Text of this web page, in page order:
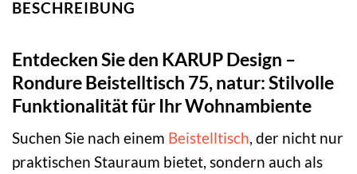
BESCHREIBUNG
Entdecken Sie den KARUP Design –
Rondure Beistelltisch 75, natur: Stilvolle
Funktionalität für Ihr Wohnambiente
Suchen Sie nach einem Beistelltisch, der nicht nur
praktischen Stauraum bietet, sondern auch als